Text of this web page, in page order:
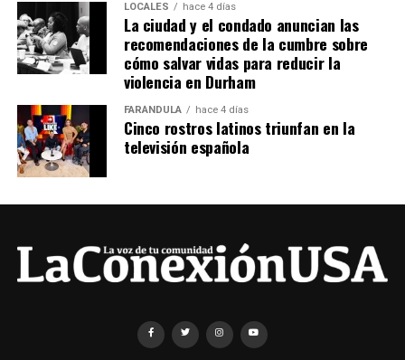
LOCALES hace 4 días
La ciudad y el condado anuncian las
recomendaciones de la cumbre sobre
cómo salvar vidas para reducir la
violencia en Durham
FARÁNDULA hace 4 días
Cinco rostros latinos triunfan en la
televisión española